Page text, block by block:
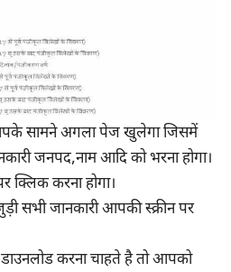
सामने अगला पेज खुलेगा जिसमें
जनपद,नाम आदि को भरना होगा।
करना होगा।
सभी जानकारी आपकी स्क्रीन पर
करना चाहते है तो आपको